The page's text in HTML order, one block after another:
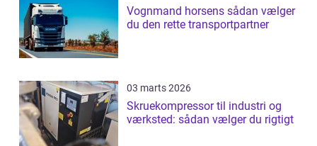
Vognmand horsens sådan vælger
du den rette transportpartner
03 marts 2026
Skruekompressor til industri og
værksted: sådan vælger du rigtigt